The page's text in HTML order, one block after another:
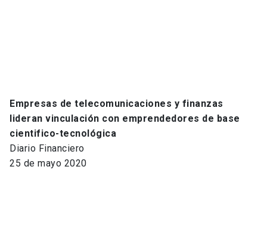
Empresas de telecomunicaciones y finanzas
lideran vinculación con emprendedores de base
cientifico-tecnológica
Diario Financiero
25 de mayo 2020